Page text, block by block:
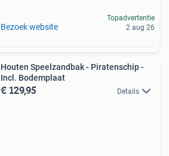
Bezoek website
Topadvertentie
2 aug 26
Houten Speelzandbak - Piratenschip -
Incl. Bodemplaat
€ 129,95 Details